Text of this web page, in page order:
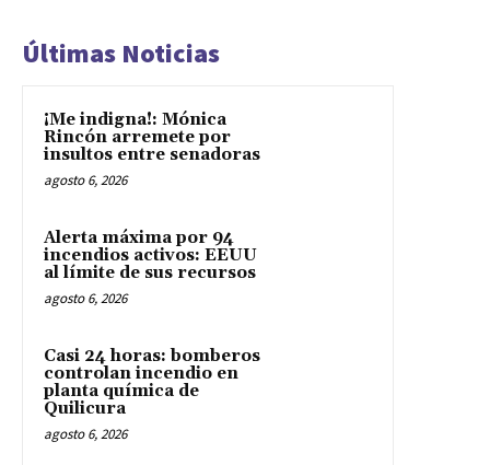
Últimas Noticias
¡Me indigna!: Mónica
Rincón arremete por
insultos entre senadoras
agosto 6, 2026
Alerta máxima por 94
incendios activos: EEUU
al límite de sus recursos
agosto 6, 2026
Casi 24 horas: bomberos
controlan incendio en
planta química de
Quilicura
agosto 6, 2026